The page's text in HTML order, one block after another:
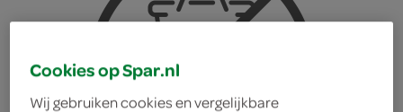
Cookies op Spar.nl
Wij gebruiken cookies en vergelijkbare